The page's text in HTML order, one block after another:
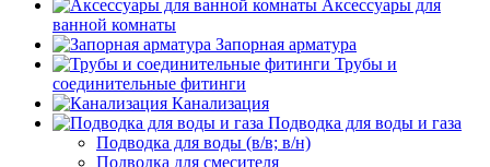
Аксессуары для
ванной комнаты
Запорная арматура
Трубы и
соединительные фитинги
Канализация
Подводка для воды и газа
Подводка для воды (в/в; в/н)
Подводка для смесителя